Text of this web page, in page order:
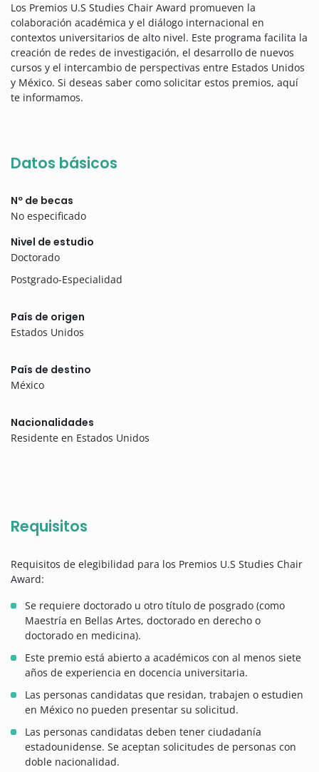
Los Premios U.S Studies Chair Award promueven la
colaboración académica y el diálogo internacional en
contextos universitarios de alto nivel. Este programa facilita la
creación de redes de investigación, el desarrollo de nuevos
cursos y el intercambio de perspectivas entre Estados Unidos
y México. Si deseas saber como solicitar estos premios, aquí
te informamos.
Datos básicos
Nº de becas
No especificado
Nivel de estudio
Doctorado
Postgrado-Especialidad
País de origen
Estados Unidos
País de destino
México
Nacionalidades
Residente en Estados Unidos
Requisitos
Requisitos de elegibilidad para los Premios U.S Studies Chair
Award:
Se requiere doctorado u otro título de posgrado (como
Maestría en Bellas Artes, doctorado en derecho o
doctorado en medicina).
Este premio está abierto a académicos con al menos siete
años de experiencia en docencia universitaria.
Las personas candidatas que residan, trabajen o estudien
en México no pueden presentar su solicitud.
Las personas candidatas deben tener ciudadanía
estadounidense. Se aceptan solicitudes de personas con
doble nacionalidad.